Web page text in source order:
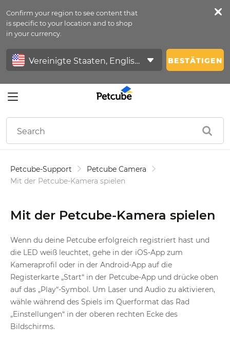
Confirm your region to see content that
is specific to your location and to shop
in your currency.
BESTÄTIGEN
Petfeed
Anmelden
Petcube-Support
Petcube Camera
Mit der Petcube-Kamera spielen
Mit der Petcube-Kamera spielen
Wenn du deine Petcube erfolgreich registriert hast und
die LED weiß leuchtet, gehe in der iOS-App zum
Kameraprofil oder in der Android-App auf die
Registerkarte „Start“ in der Petcube-App und drücke oben
auf das „Play“-Symbol. Um Laser und Audio zu aktivieren,
wähle während des Spiels im Querformat das Rad
„Einstellungen“ in der oberen rechten Ecke des
Bildschirms.